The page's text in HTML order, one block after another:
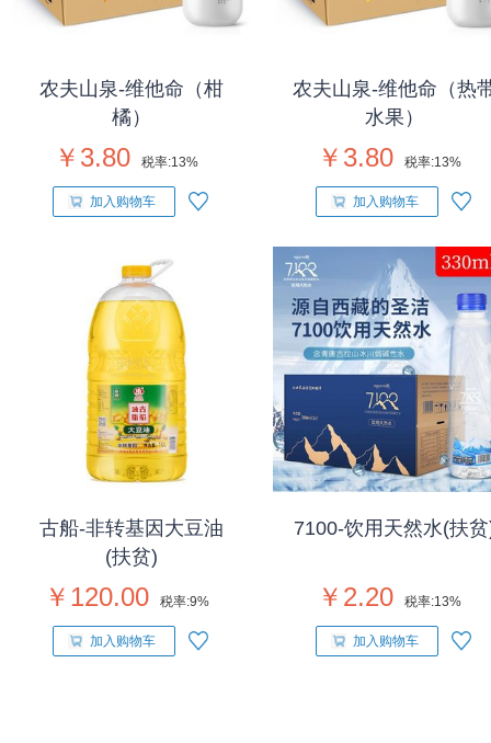
农夫山泉-维他命（柑
橘）
￥3.80 税率:13%
加入购物车
农夫山泉-维他命（热
水果）
￥3.80 税率:13%
加入购物车
古船-非转基因大豆油
(扶贫)
￥120.00 税率:9%
加入购物车
7100-饮用天然水(扶
￥2.20 税率:13%
加入购物车